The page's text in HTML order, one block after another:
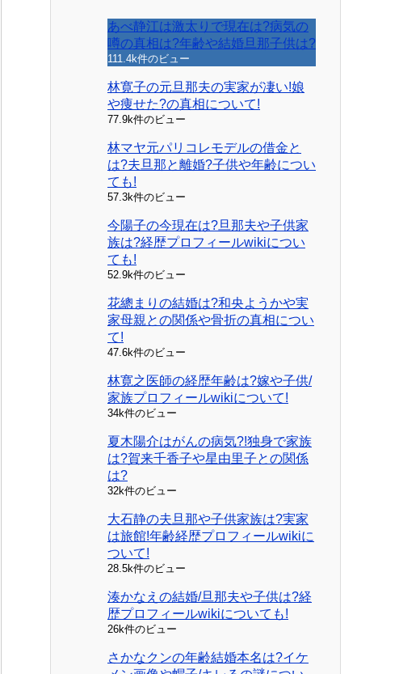
あべ静江は激太りで現在は?病気の
噂の真相は?年齢や結婚旦那子供は?
111.4k件のビュー
林寛子の元旦那夫の実家が凄い!娘
や痩せた?の真相について!
77.9k件のビュー
林マヤ元パリコレモデルの借金と
は?夫旦那と離婚?子供や年齢につい
ても!
57.3k件のビュー
今陽子の今現在は?旦那夫や子供家
族は?経歴プロフィールwikiについ
ても!
52.9k件のビュー
花總まりの結婚は?和央ようかや実
家母親との関係や骨折の真相につい
て!
47.6k件のビュー
林寛之医師の経歴年齢は?嫁や子供/
家族プロフィールwikiについて!
34k件のビュー
夏木陽介はがんの病気?!独身で家族
は?賀来千香子や星由里子との関係
は?
32k件のビュー
大石静の夫旦那や子供家族は?実家
は旅館!年齢経歴プロフィールwikiに
ついて!
28.5k件のビュー
湊かなえの結婚/旦那夫や子供は?経
歴プロフィールwikiについても!
26k件のビュー
さかなクンの年齢結婚本名は?イケ